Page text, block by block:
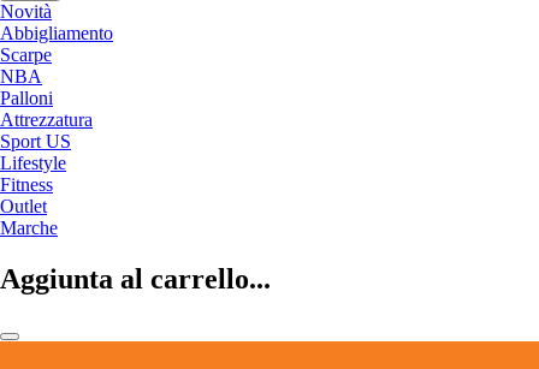
Novità
Abbigliamento
Scarpe
NBA
Palloni
Attrezzatura
Sport US
Lifestyle
Fitness
Outlet
Marche
Aggiunta al carrello...